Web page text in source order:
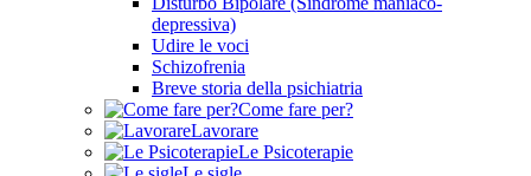
depressiva)
Udire le voci
Schizofrenia
Breve storia della psichiatria
Come fare per?
Lavorare
Le Psicoterapie